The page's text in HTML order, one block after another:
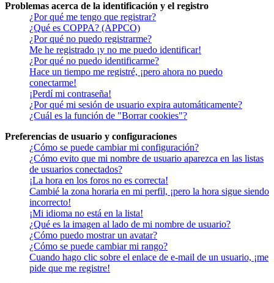
Problemas acerca de la identificación y el registro
¿Por qué me tengo que registrar?
¿Qué es COPPA? (APPCO)
¿Por qué no puedo registrarme?
Me he registrado ¡y no me puedo identificar!
¿Por qué no puedo identificarme?
Hace un tiempo me registré, ¡pero ahora no puedo
conectarme!
¡Perdí mi contraseña!
¿Por qué mi sesión de usuario expira automáticamente?
¿Cuál es la función de "Borrar cookies"?
Preferencias de usuario y configuraciones
¿Cómo se puede cambiar mi configuración?
¿Cómo evito que mi nombre de usuario aparezca en las listas
de usuarios conectados?
¡La hora en los foros no es correcta!
Cambié la zona horaria en mi perfil, ¡pero la hora sigue siendo
incorrecto!
¡Mi idioma no está en la lista!
¿Qué es la imagen al lado de mi nombre de usuario?
¿Cómo puedo mostrar un avatar?
¿Cómo se puede cambiar mi rango?
Cuando hago clic sobre el enlace de e-mail de un usuario, ¡me
pide que me registre!